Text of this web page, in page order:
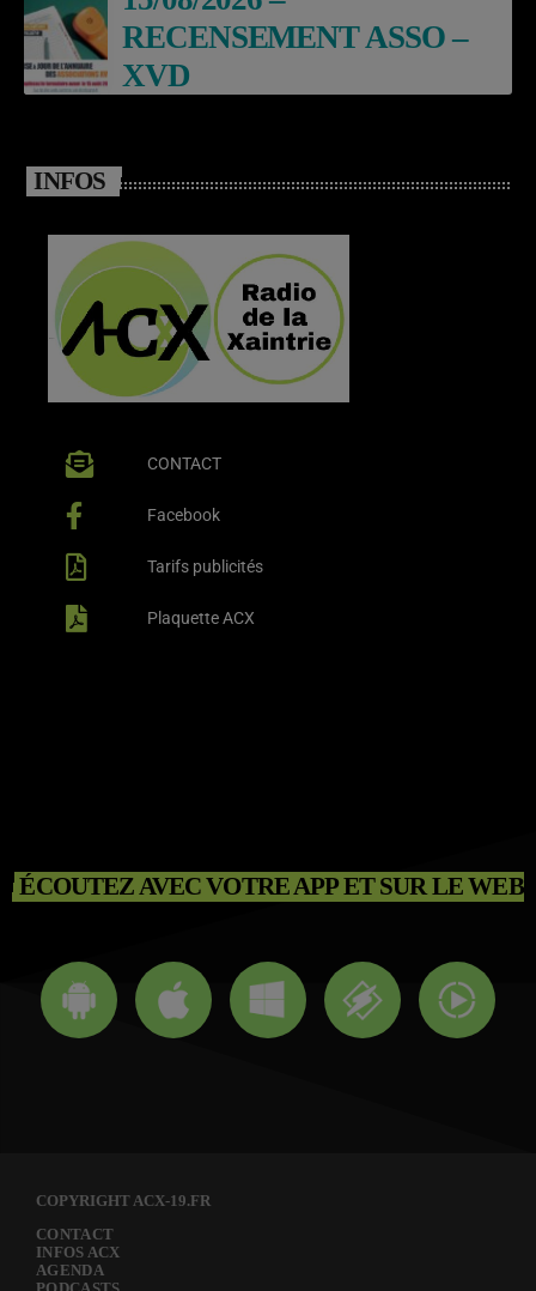
RECENSEMENT ASSO –
XVD
INFOS
CONTACT
Facebook
Tarifs publicités
Plaquette ACX
ÉCOUTEZ AVEC VOTRE APP ET SUR LE WEB
COPYRIGHT ACX-19.FR
CONTACT
INFOS ACX
AGENDA